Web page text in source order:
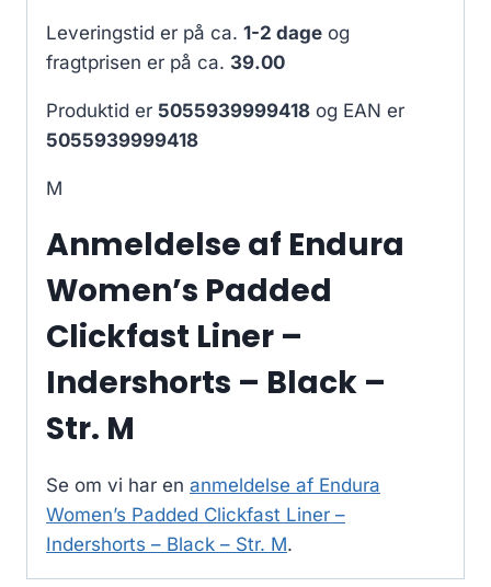
Leveringstid er på ca. 1-2 dage og
fragtprisen er på ca. 39.00
Produktid er 5055939999418 og EAN er
5055939999418
M
Anmeldelse af Endura
Women’s Padded
Clickfast Liner –
Indershorts – Black –
Str. M
Se om vi har en anmeldelse af Endura
Women’s Padded Clickfast Liner –
Indershorts – Black – Str. M.